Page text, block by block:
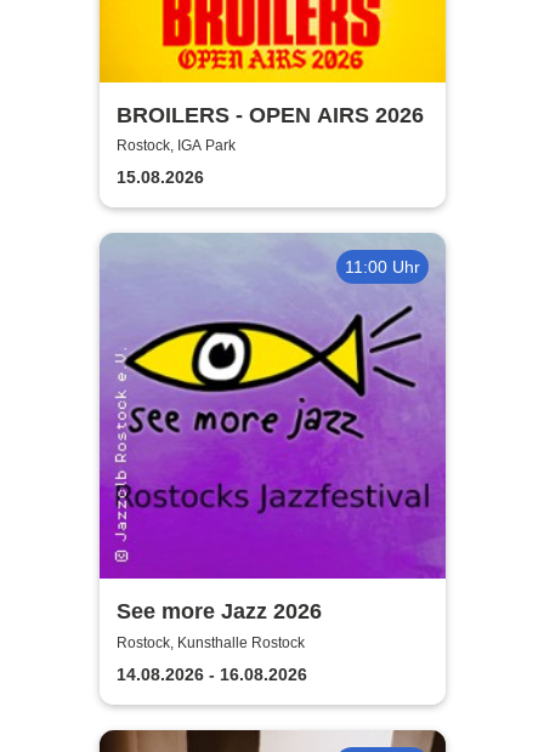
BROILERS - OPEN AIRS 2026
Rostock, IGA Park
15.08.2026
11:00 Uhr
See more Jazz 2026
Rostock, Kunsthalle Rostock
14.08.2026 - 16.08.2026